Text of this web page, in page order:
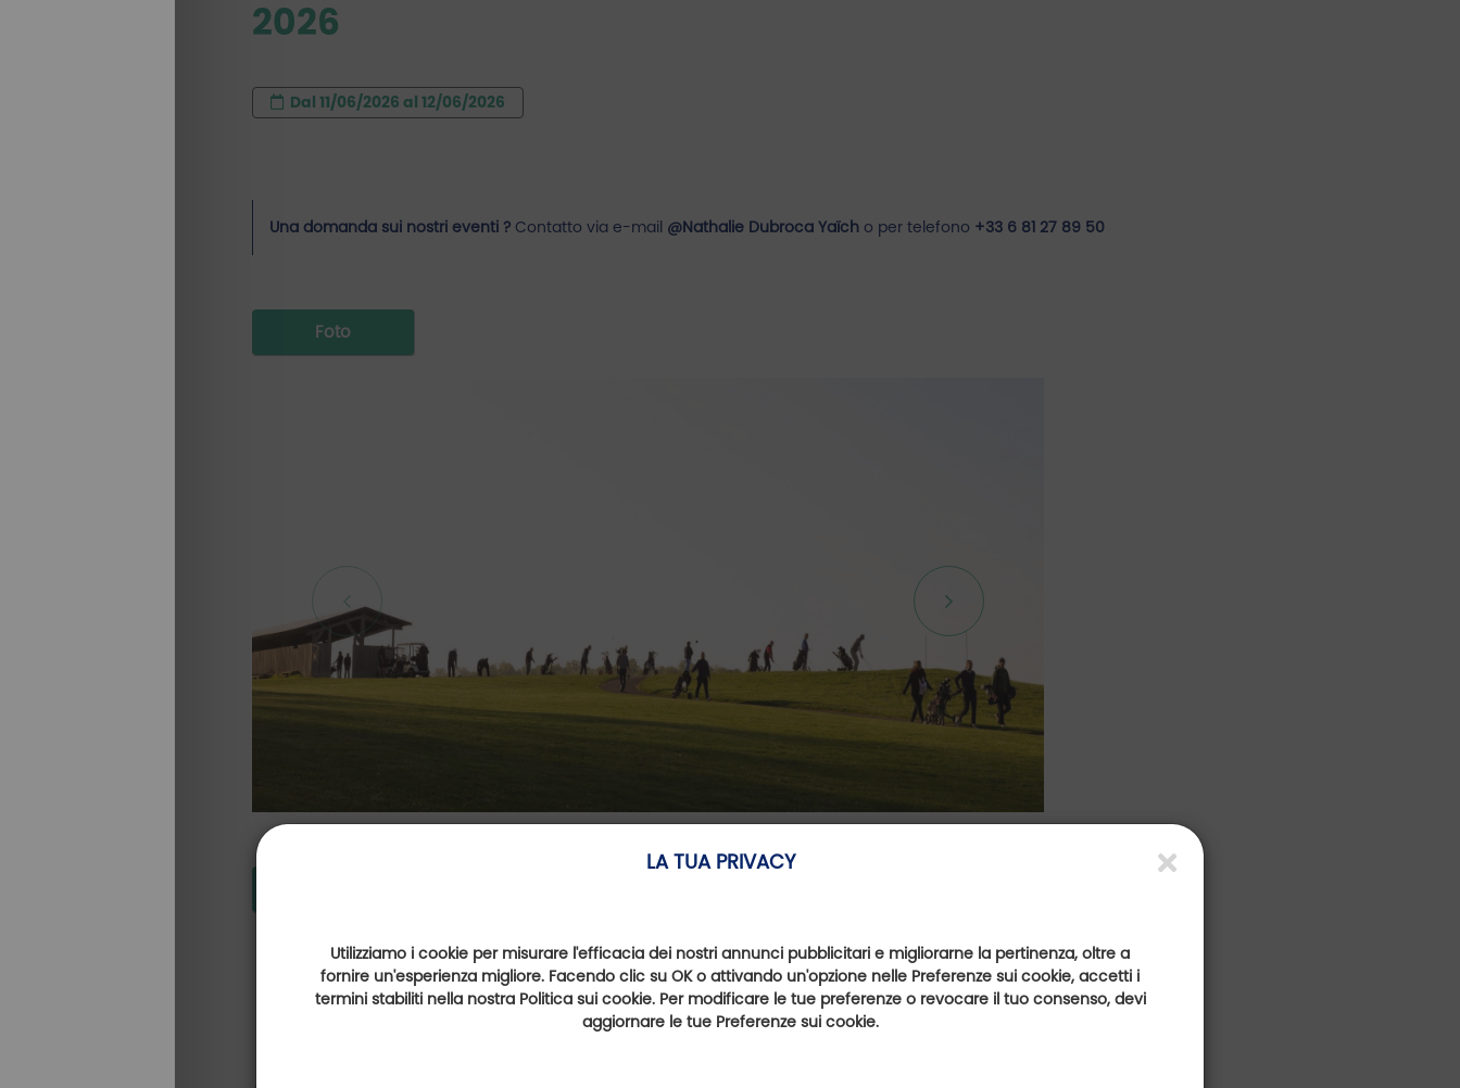
LA TUA PRIVACY
Utilizziamo i cookie per misurare l'efficacia dei nostri annunci pubblicitari e migliorarne la pertinenza, oltre a
fornire un'esperienza migliore. Facendo clic su OK o attivando un'opzione nelle Preferenze sui cookie, accetti i
termini stabiliti nella nostra Politica sui cookie. Per modificare le tue preferenze o revocare il tuo consenso, devi
aggiornare le tue Preferenze sui cookie.
2026
Dal 11/06/2026 al 12/06/2026
Una domanda sui nostri eventi ? Contatto via e-mail @Nathalie Dubroca Yaïch o per telefono +33 6 81 27 89 50
Foto